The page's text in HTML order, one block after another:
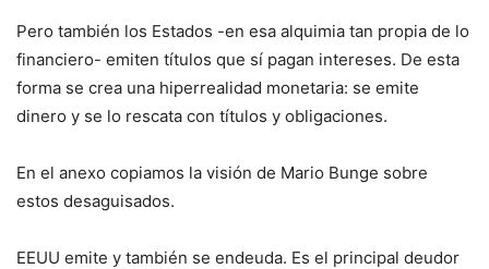
Pero también los Estados -en esa alquimia tan propia de lo
financiero- emiten títulos que sí pagan intereses. De esta
forma se crea una hiperrealidad monetaria: se emite
dinero y se lo rescata con títulos y obligaciones.
En el anexo copiamos la visión de Mario Bunge sobre
estos desaguisados.
EEUU emite y también se endeuda. Es el principal deudor